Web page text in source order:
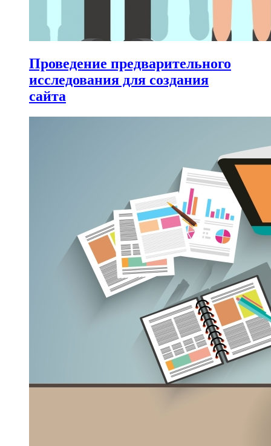
Проведение предварительного
исследования для создания
сайта